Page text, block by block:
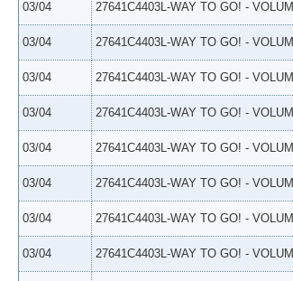
03/04 27641C4403L-WAY TO GO! -
03/04 27641C4403L-WAY TO GO! -
03/04 27641C4403L-WAY TO GO! -
03/04 27641C4403L-WAY TO GO! -
03/04 27641C4403L-WAY TO GO! -
03/04 27641C4403L-WAY TO GO! -
03/04 27641C4403L-WAY TO GO! -
03/04 27641C4403L-WAY TO GO! -